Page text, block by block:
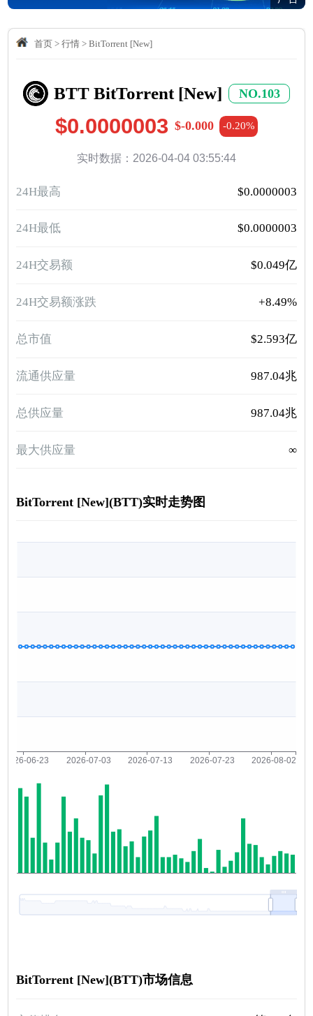
首页> 行情> BitTorrent [New]
BTT BitTorrent [New] NO.103
$0.0000003 $-0.000 -0.20%
实时数据：2026-04-04 03:55:44
24H最高 $0.0000003
24H最低 $0.0000003
24H交易额 $0.049亿
24H交易额涨跌 +8.49%
总市值 $2.593亿
流通供应量 987.04兆
总供应量 987.04兆
最大供应量 ∞
BitTorrent [New](BTT)实时走势图
BitTorrent [New](BTT)市场信息